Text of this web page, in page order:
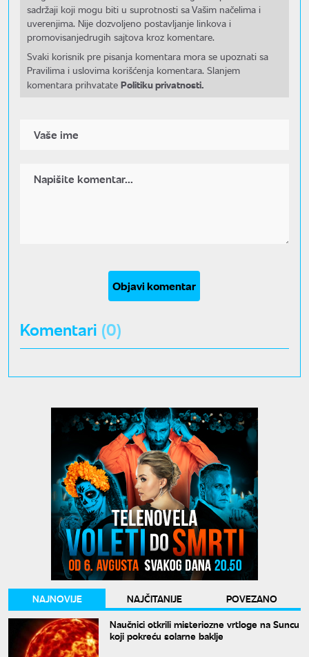
sadržaji koji mogu biti u suprotnosti sa Vašim načelima i
uverenjima. Nije dozvoljeno postavljanje linkova i
promovisanjedrugih sajtova kroz komentare.
Svaki korisnik pre pisanja komentara mora se upoznati sa
Pravilima i uslovima korišćenja komentara. Slanjem
komentara prihvatate Politiku privatnosti.
Objavi komentar
Komentari (0)
NAJNOVIJE NAJČITANIJE
POVEZANO
Naučnici otkrili misteriozne vrtloge na Suncu
koji pokreću solarne baklje